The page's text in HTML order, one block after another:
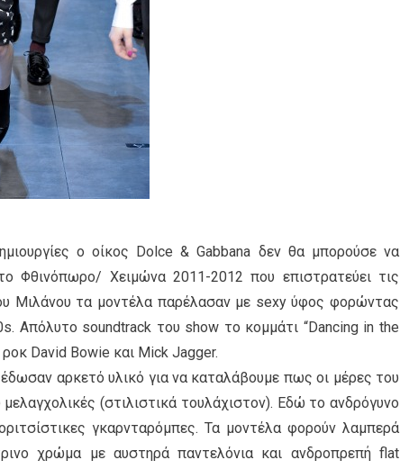
ο οίκος Dolce & Gabbana δεν θα μπορούσε να
Φθινόπωρο/ Χειμώνα 2011-2012 που επιστρατεύει τις
Μιλάνου τα μοντέλα παρέλασαν με sexy ύφος φορώντας
Απόλυτο soundtrack του show το κομμάτι “Dancing in the
David Bowie και Mick Jagger.
αρκετό υλικό για να καταλάβουμε πως οι μέρες του
(στιλιστικά τουλάχιστον). Εδώ το ανδρόγυνο
γκαρνταρόμπες. Τα μοντέλα φορούν λαμπερά
χρώμα με αυστηρά παντελόνια και ανδροπρεπή flat